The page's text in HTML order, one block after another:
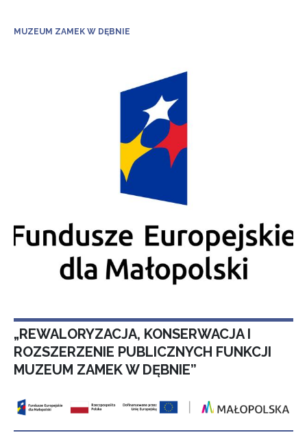
MUZEUM ZAMEK W DĘBNIE
„REWALORYZACJA, KONSERWACJA I
ROZSZERZENIE PUBLICZNYCH FUNKCJI
MUZEUM ZAMEK W DĘBNIE”